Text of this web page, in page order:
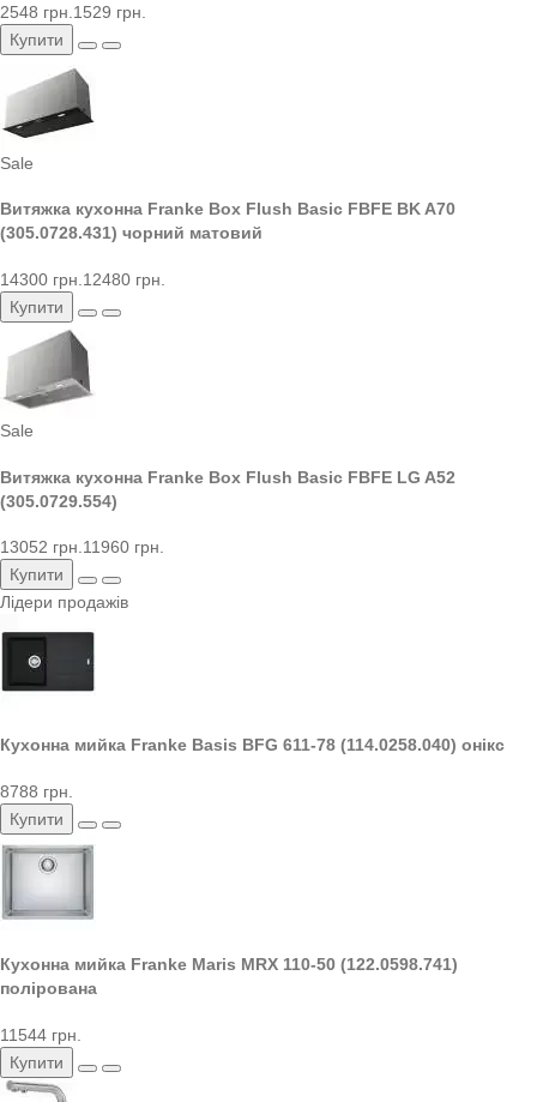
2548 грн. 1529 грн.
Купити
Sale
Витяжка кухонна Franke Box Flush Basic FBFE BK A70
(305.0728.431) чорний матовий
14300 грн. 12480 грн.
Купити
Sale
Витяжка кухонна Franke Box Flush Basic FBFE LG A52
(305.0729.554)
13052 грн.11960 грн.
Купити
Лідери продажів
Кухонна мийка Franke Basis BFG 611-78 (114.0258.040) онікс
8788 грн.
Купити
Кухонна мийка Franke Maris MRX 110-50 (122.0598.741)
полірована
11544 грн.
Купити